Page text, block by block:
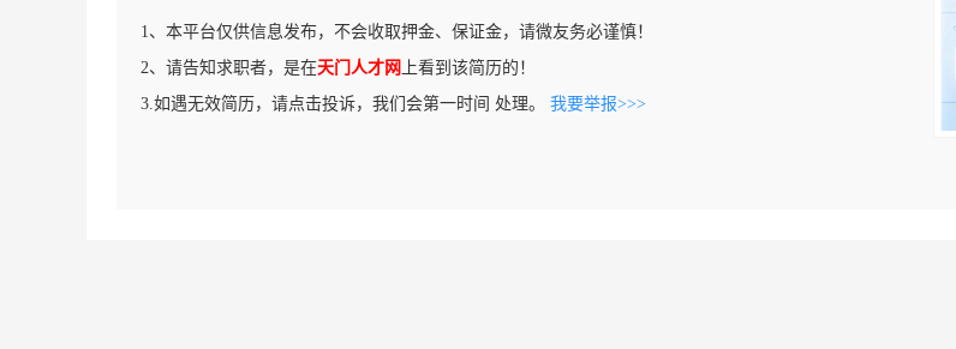
1、本平台仅供信息发布，不会收取押金、保证金，请微友务必谨慎！
2、请告知求职者，是在天门人才网 上看到该简历的！
3.如遇无效简历，请点击投诉，我们会第一时间 处理。 我要举报>>>